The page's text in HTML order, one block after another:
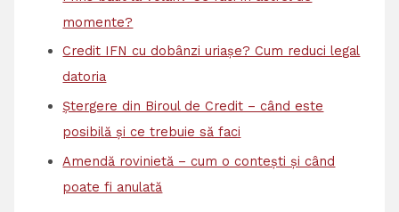
momente?
Credit IFN cu dobânzi uriașe? Cum reduci legal
datoria
Ștergere din Biroul de Credit – când este
posibilă și ce trebuie să faci
Amendă rovinietă – cum o contești și când
poate fi anulată